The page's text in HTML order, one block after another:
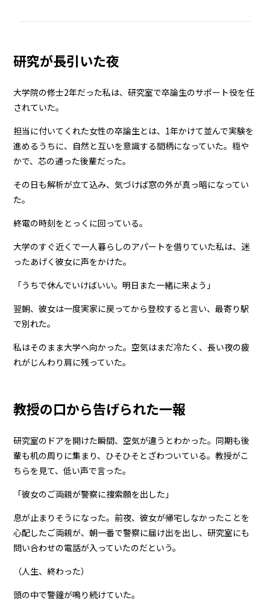
研究が長引いた夜
大学院の修士2年だった私は、研究室で卒論生のサポート役を任
されていた。
担当に付いてくれた女性の卒論生とは、1年かけて並んで実験を
進めるうちに、自然と互いを意識する間柄になっていた。穏や
かで、芯の通った後輩だった。
その日も解析が立て込み、気づけば窓の外が真っ暗になってい
た。
終電の時刻をとっくに回っている。
大学のすぐ近くで一人暮らしのアパートを借りていた私は、迷
ったあげく彼女に声をかけた。
「うちで休んでいけばいい。明日また一緒に来よう」
翌朝、彼女は一度実家に戻ってから登校すると言い、最寄り駅
で別れた。
私はそのまま大学へ向かった。空気はまだ冷たく、長い夜の疲
れがじんわり肩に残っていた。
教授の口から告げられた一報
研究室のドアを開けた瞬間、空気が違うとわかった。同期も後
輩も机の周りに集まり、ひそひそとざわついている。教授がこ
ちらを見て、低い声で言った。
「彼女のご両親が警察に捜索願を出した」
息が止まりそうになった。前夜、彼女が帰宅しなかったことを
心配したご両親が、朝一番で警察に届け出を出し、研究室にも
問い合わせの電話が入っていたのだという。
（人生、終わった）
頭の中で警鐘が鳴り続けていた。